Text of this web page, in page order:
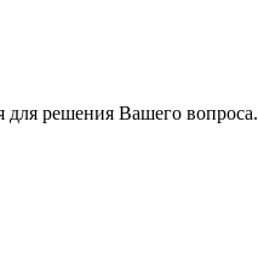
решения Вашего вопроса.